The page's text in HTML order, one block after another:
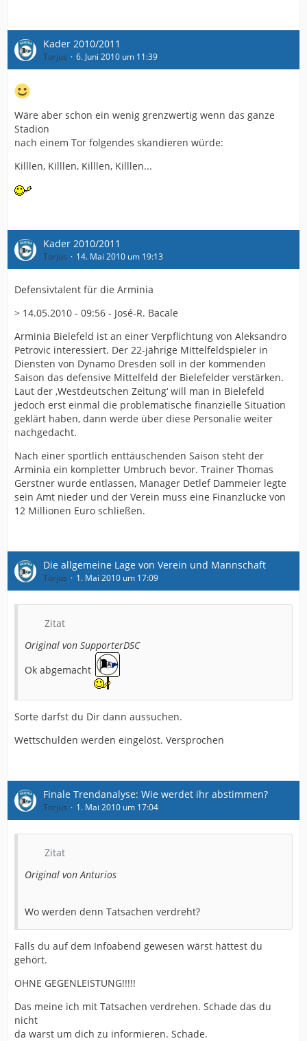
Kader 2010/2011
Torjus 6. Juni 2010 um 11:39
Wäre aber schon ein wenig grenzwertig wenn das ganze
Stadion
nach einem Tor folgendes skandieren würde:
Killlen, Killlen, Killlen, Killlen...
Kader 2010/2011
Torjus 14. Mai 2010 um 19:13
Defensivtalent für die Arminia
> 14.05.2010 - 09:56 - José-R. Bacale
Arminia Bielefeld ist an einer Verpflichtung von Aleksandro
Petrovic interessiert. Der 22-jährige Mittelfeldspieler in
Diensten von Dynamo Dresden soll in der kommenden
Saison das defensive Mittelfeld der Bielefelder verstärken.
Laut der ‚Westdeutschen Zeitung‘ will man in Bielefeld
jedoch erst einmal die problematische finanzielle Situation
geklärt haben, dann werde über diese Personalie weiter
nachgedacht.
Nach einer sportlich enttäuschenden Saison steht der
Arminia ein kompletter Umbruch bevor. Trainer Thomas
Gerstner wurde entlassen, Manager Detlef Dammeier legte
sein Amt nieder und der Verein muss eine Finanzlücke von
12 Millionen Euro schließen.
Die allgemeine Lage von Verein und Mannschaft
Torjus 1. Mai 2010 um 17:09
Zitat
Original von SupporterDSC
Ok abgemacht
Sorte darfst du Dir dann aussuchen.
Wettschulden werden eingelöst. Versprochen
Finale Trendanalyse: Wie werdet ihr abstimmen?
Torjus 1. Mai 2010 um 17:04
Zitat
Original von Anturios
Wo werden denn Tatsachen verdreht?
Falls du auf dem Infoabend gewesen wärst hättest du
gehört.
OHNE GEGENLEISTUNG!!!!!
Das meine ich mit Tatsachen verdrehen. Schade das du
nicht
da warst um dich zu informieren. Schade.